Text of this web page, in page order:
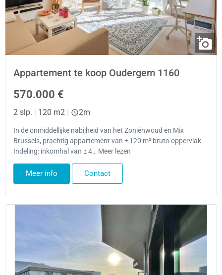
Appartement te koop Oudergem 1160
570.000 €
2 slp. | 120 m2 | 2m
In de onmiddellijke nabijheid van het Zoniënwoud en Mix
Brussels, prachtig appartement van ± 120 m² bruto oppervlak.
Indeling: inkomhal van ± 4… Meer lezen
Meer info Contact